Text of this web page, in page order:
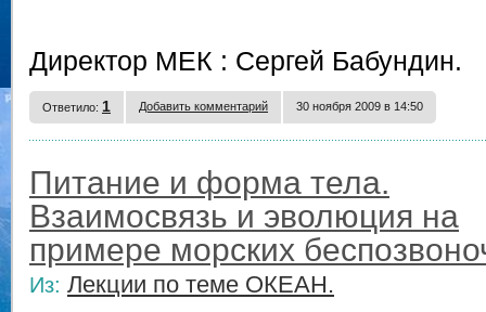
Директор МЕК : Сергей Бабундин.
Ответило: 1 Добавить комментарий 30 ноября 2009 в 14:50
Питание и форма тела.
Взаимосвязь и эволюция на
примере морских
Из: Лекции по теме ОКЕАН.